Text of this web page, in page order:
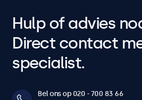
Hulp of advies
Direct contact
specialist.
Bel ons op 020 - 700 83 66